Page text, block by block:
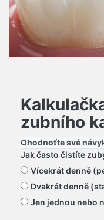
zubního
Ohodnoťte své
Jak často čistíte
Vícekrát denně
Dvakrát denně
Jen jednou nebo